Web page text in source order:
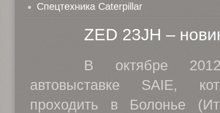
Спецтехника Caterpillar
ZED 23JH –
В октябре
автовыставке SAIE,
проходить в Болонье